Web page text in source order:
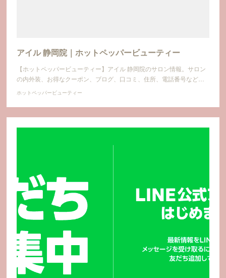
アイル 静岡院｜ホットペッパービューティー
【ホットペッパービューティー】アイル 静岡院のサロン情報。サロン
の内外装、お得なクーポン、ブログ、口コミ、住所、電話番号など…
ホットペッパービューティー